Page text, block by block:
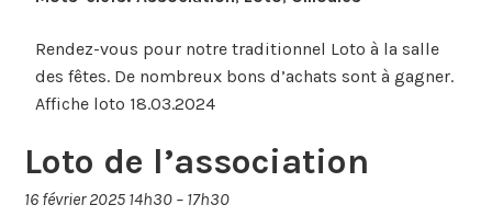
Rendez-vous pour notre traditionnel Loto à la salle
des fêtes. De nombreux bons d’achats sont à gagner.
Affiche loto 18.03.2024
Loto de l’association
16 février 2025 14h30 – 17h30